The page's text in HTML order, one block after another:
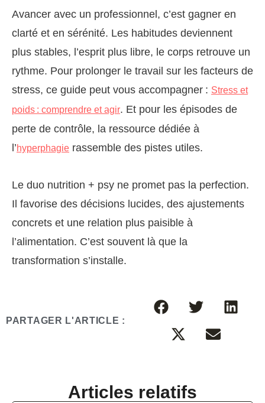
Avancer avec un professionnel, c’est gagner en
clarté et en sérénité. Les habitudes deviennent
plus stables, l’esprit plus libre, le corps retrouve un
rythme. Pour prolonger le travail sur les facteurs de
stress, ce guide peut vous accompagner : Stress et
poids : comprendre et agir. Et pour les épisodes de
perte de contrôle, la ressource dédiée à
l’hyperphagie rassemble des pistes utiles.
Le duo nutrition + psy ne promet pas la perfection.
Il favorise des décisions lucides, des ajustements
concrets et une relation plus paisible à
l’alimentation. C’est souvent là que la
transformation s’installe.
PARTAGER L'ARTICLE :
Articles relatifs